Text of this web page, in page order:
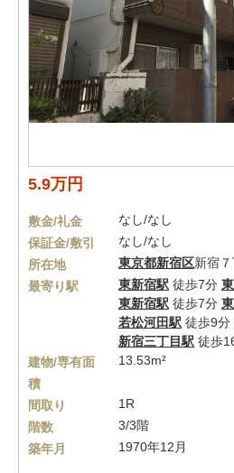
5.9万円
敷金/礼金
なし/なし
保証金/敷引
なし/なし
所在地
東京都新宿区新宿
最寄り駅
東新宿駅 徒歩7分
東新宿駅 徒歩7分
若松河田駅 徒歩9分
新宿三丁目駅 徒歩
建物/専有面
積
13.53m²
間取り
1R
階数
3/3階
築年月
1970年12月